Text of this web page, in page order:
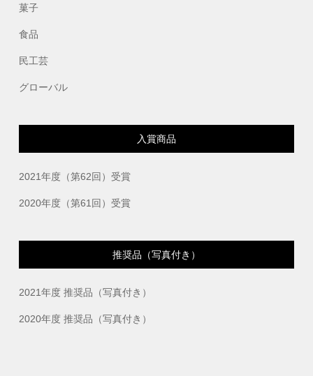
菓子
食品
民工芸
グローバル
入賞商品
2021年度（第62回）受賞
2020年度（第61回）受賞
推奨品（写真付き）
2021年度 推奨品（写真付き）
2020年度 推奨品（写真付き）